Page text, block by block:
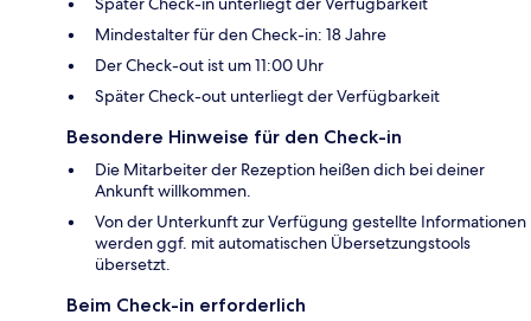
Mindestalter für den Check-in: 18 Jahre
Der Check-out ist um 11:00 Uhr
Später Check-out unterliegt der Verfügbarkeit
Besondere Hinweise für den Check-in
Die Mitarbeiter der Rezeption heißen dich bei deiner
Ankunft willkommen.
Von der Unterkunft zur Verfügung gestellte Informationen
werden ggf. mit automatischen Übersetzungstools
übersetzt.
Beim Check-in erforderlich